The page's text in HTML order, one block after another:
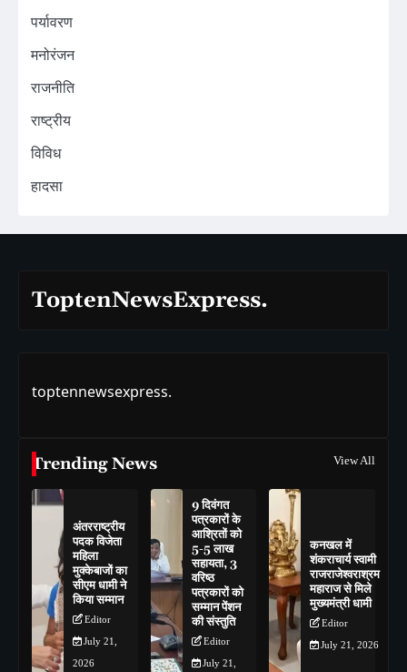
पर्यावरण
मनोरंजन
राजनीति
राष्ट्रीय
विविध
हादसा
ToptenNewsExpress.
toptennewsexpress.
Trending News View All
अंतरराष्ट्रीय
पदक विजेता
महिला
मुक्केबाजों का
सीएम धामी ने
किया सम्मान
Editor
July 21,
2026
9 दिवंगत
पत्रकारों के
आश्रितों को
5-5 लाख
सहायता, 3
वरिष्ठ
पत्रकारों को
सम्मान पेंशन
की संस्तुति
Editor
July 21,
कनखल में
शंकराचार्य स्वामी
राजराजेश्वराश्रम
महाराज से मिले
मुख्यमंत्री धामी
Editor
July 21, 2026